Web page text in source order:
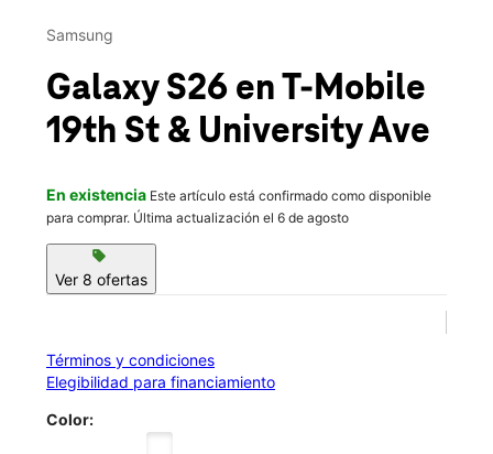
Mié.:10:00 a.m. a 8:00 p.m.
2420 19th St #1 Lubbock, TX 79401
Samsung
Galaxy S26 en T-Mobile
19th St & University Ave
En existencia Este artículo está confirmado como disponible
para comprar. Última actualización el 6 de agosto
sell
Ver 8 ofertas
Términos y condiciones
Elegibilidad para financiamiento
Color: